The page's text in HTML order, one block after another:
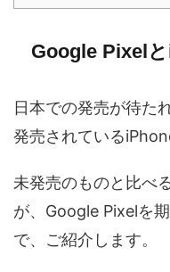
Google Pixel
日本での発売が待た
発売されている
未発売のものと比べ
が、Google Pixelを
で、ご紹介します。